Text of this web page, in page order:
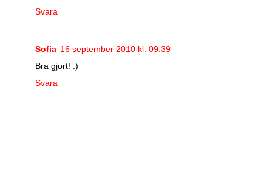
Svara
Sofia 16 september 2010 kl. 09:39
Bra gjort! :)
Svara